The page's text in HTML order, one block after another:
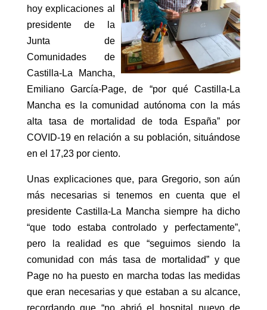
hoy explicaciones al
presidente de la
Junta de
Comunidades de
Castilla-La Mancha,
Emiliano García-Page, de “por qué Castilla-La
Mancha es la comunidad autónoma con la más
alta tasa de mortalidad de toda España” por
COVID-19 en relación a su población, situándose
en el 17,23 por ciento.
Unas explicaciones que, para Gregorio, son aún
más necesarias si tenemos en cuenta que el
presidente Castilla-La Mancha siempre ha dicho
“que todo estaba controlado y perfectamente”,
pero la realidad es que “seguimos siendo la
comunidad con más tasa de mortalidad” y que
Page no ha puesto en marcha todas las medidas
que eran necesarias y que estaban a su alcance,
recordando que “no abrió el hospital nuevo de